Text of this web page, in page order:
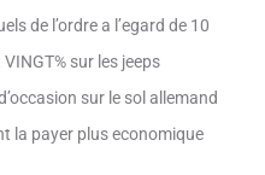
de l’ordre a l’egard de 10
sur les jeeps
sur le sol allemand
la payer plus economique